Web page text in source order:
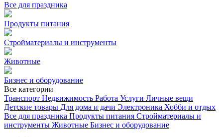
Все для праздника
Продукты питания
Стройматериалы и инструменты
Животные
Бизнес и оборудование
Все категории
Транспорт Недвижимость Работа Услуги Личные вещи
Детские товары Для дома и дачи Электроника Хобби и отдых
Все для праздника Продукты питания Стройматериалы и
инструменты Животные Бизнес и оборудование